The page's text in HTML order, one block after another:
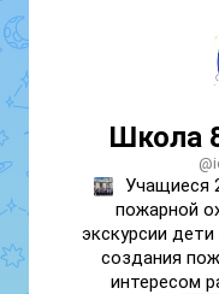
Школа
Учащиеся
пожарной
экскурсии
создания
интересом